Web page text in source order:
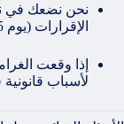
نحن نضعك في
الإقرارات (يوم 15 من الشهر الرابع بعد نهاية السنة المالية).
إذا وقعت
لأسباب قانونية